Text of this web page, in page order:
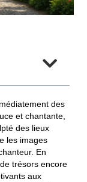
des
et chantante,
des lieux
les images
En
trésors encore
aux